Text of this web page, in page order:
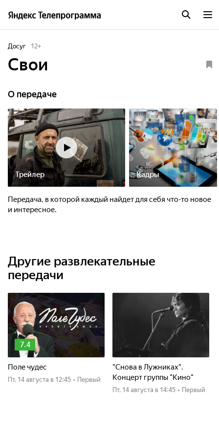
Досуг 12+
Свои
О передаче
Трейлер Кадры
Передача, в которой каждый найдет для себя что-то новое
и интересное.
Другие развлекательные
передачи
7.4
Поле чудес
пт, 14 августа в 12:45 • Первый
"Снова в Лужниках".
Концерт группы "Кино"
пт, 14 августа в 14:45 • Первый